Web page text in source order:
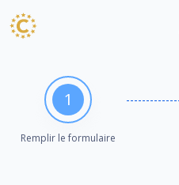
1
Remplir le formulaire